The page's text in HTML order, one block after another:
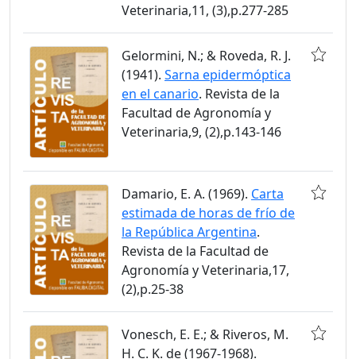
Veterinaria,11, (3),p.277-285
Gelormini, N.; & Roveda, R. J.
(1941). Sarna epidermóptica
en el canario. Revista de la
Facultad de Agronomía y
Veterinaria,9, (2),p.143-146
Damario, E. A. (1969). Carta
estimada de horas de frío de
la República Argentina.
Revista de la Facultad de
Agronomía y Veterinaria,17,
(2),p.25-38
Vonesch, E. E.; & Riveros, M.
H. C. K. de (1967-1968).